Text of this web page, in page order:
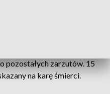
pozostałych zarzutów. 15
na karę śmierci.